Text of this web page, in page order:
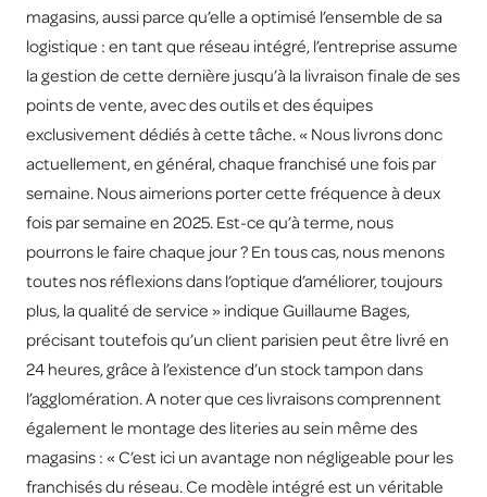
magasins, aussi parce qu’elle a optimisé l’ensemble de sa
logistique : en tant que réseau intégré, l’entreprise assume
la gestion de cette dernière jusqu’à la livraison finale de ses
points de vente, avec des outils et des équipes
exclusivement dédiés à cette tâche. « Nous livrons donc
actuellement, en général, chaque franchisé une fois par
semaine. Nous aimerions porter cette fréquence à deux
fois par semaine en 2025. Est-ce qu’à terme, nous
pourrons le faire chaque jour ? En tous cas, nous menons
toutes nos réflexions dans l’optique d’améliorer, toujours
plus, la qualité de service » indique Guillaume Bages,
précisant toutefois qu’un client parisien peut être livré en
24 heures, grâce à l’existence d’un stock tampon dans
l’agglomération. A noter que ces livraisons comprennent
également le montage des literies au sein même des
magasins : « C’est ici un avantage non négligeable pour les
franchisés du réseau. Ce modèle intégré est un véritable